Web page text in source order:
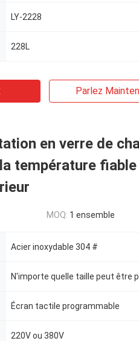
LY-2228
228L
Parlez
en verre de
température
MOQ: 1 ensemble
Acier inoxydable 304 #
Écran tactile programmable
220V ou 380V